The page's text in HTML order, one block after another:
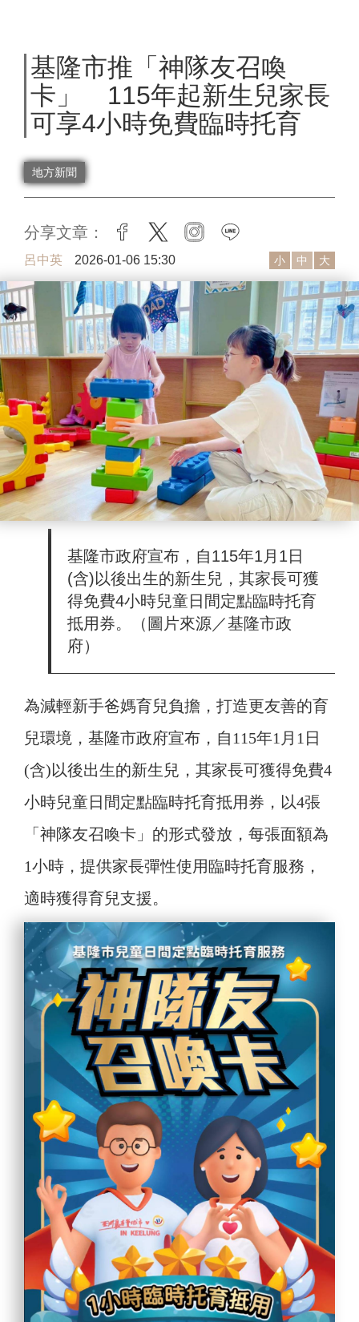
基隆市推「神隊友召喚
卡」 115年起新生兒家長
可享4小時免費臨時托育
地方新聞
分享文章： facebook
twitter instagram
呂中英 2026-01-06 15:30 小 中 大
基隆市政府宣布，自115年1月1日
(含)以後出生的新生兒，其家長可獲
得免費4小時兒童日間定點臨時托育
抵用券。（圖片來源／基隆市政
府）
為減輕新手爸媽育兒負擔，打造更友善的育
兒環境，基隆市政府宣布，自115年1月1日
(含)以後出生的新生兒，其家長可獲得免費4
小時兒童日間定點臨時托育抵用券，以4張
「神隊友召喚卡」的形式發放，每張面額為
1小時，提供家長彈性使用臨時托育服務，
適時獲得育兒支援。